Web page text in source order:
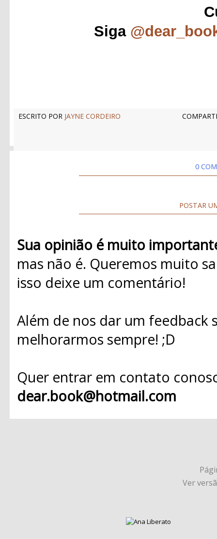
Siga
ESCRITO POR JAYNE CORDEIRO
0
POSTAR
Sua opinião é muito
mas não é. Queremos muito
isso deixe um comentário!
Além de nos dar um
melhorarmos sempre! ;D
Quer entrar em contato
dear.book@hotmail.com
Ver